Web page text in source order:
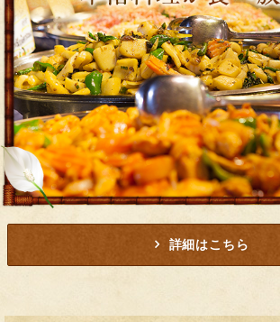
詳細はこちら